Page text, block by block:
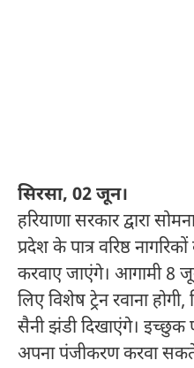
सिरसा, 02 जून।
हरियाणा सरकार द्वारा
प्रदेश के पात्र वरिष्ठ
करवाए जाएंगे। आगामी 8
लिए विशेष ट्रेन रवाना
सैनी झंडी दिखाएंगे। इच्छुक
अपना पंजीकरण करवा सकते